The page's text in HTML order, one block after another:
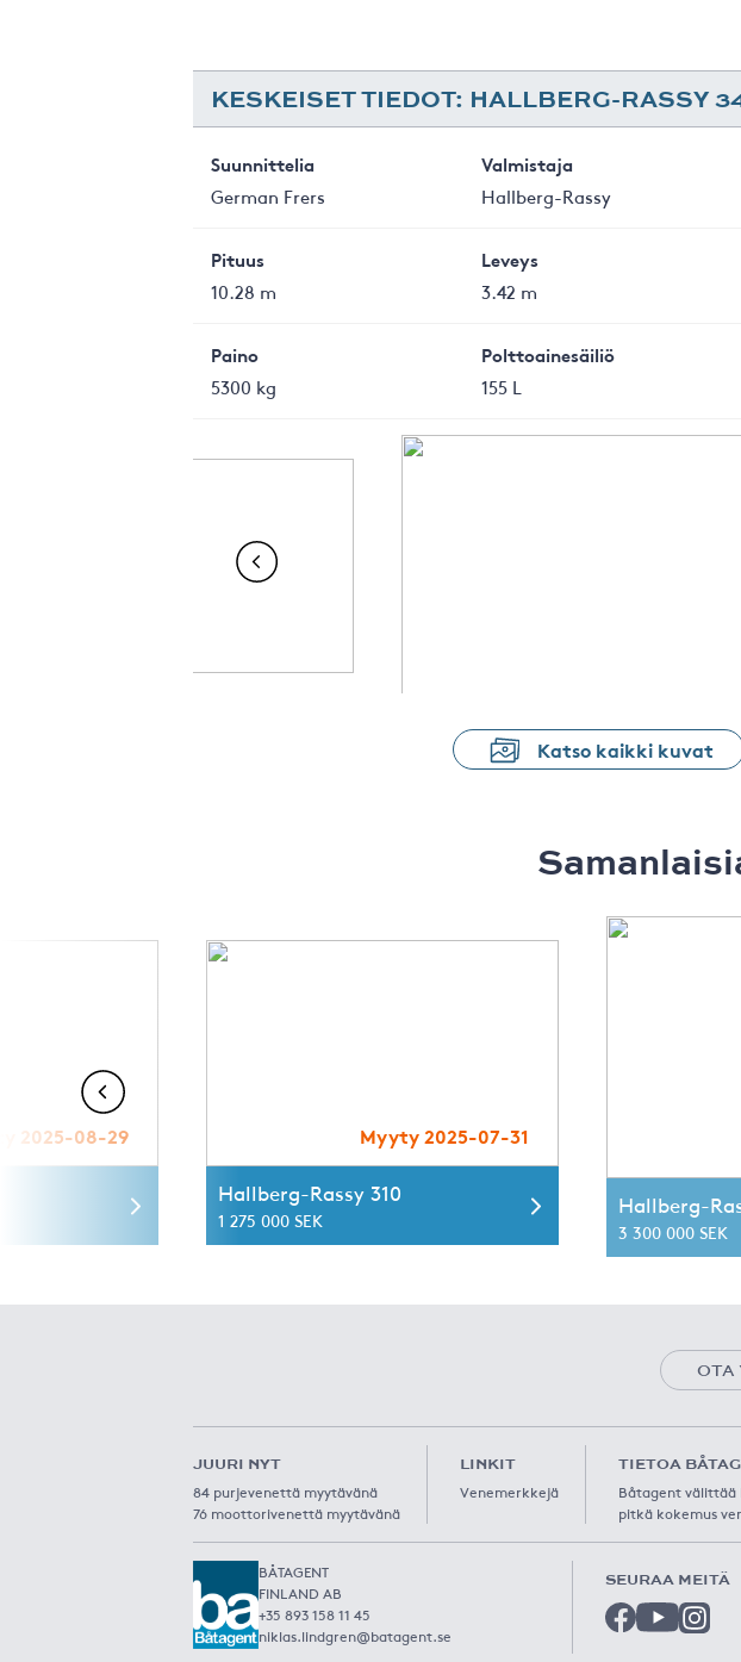
KESKEISET TIEDOT: HALLBERG-RASSY
Suunnittelia
German Frers
Valmistaja
Hallberg-Rassy
Pituus
10.28 m
Leveys
3.42 m
Paino
5300 kg
Polttoainesäiliö
155 L
Katso kaikki kuvat
2025-08-29 Myyty 2025-07-31
Hallberg-Rassy 310
1 275 000 SEK
Hallberg-
3 300 000 SEK
OTA
JUURI NYT
84 purjevenettä myytävänä
76 moottorivenettä myytävänä
LINKIT
Venemerkkejä
TIETOA
Båtagent välittää
pitkä kokemus
BÅTAGENT
FINLAND AB
+35 893 158 11 45
niklas.lindgren@batagent.se
SEURAA MEITÄ